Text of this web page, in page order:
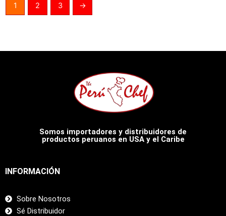
1 2 3 →
Somos importadores y distribuidores de
productos peruanos en USA y el Caribe
INFORMACIÓN
Sobre Nosotros
Sé Distribuidor